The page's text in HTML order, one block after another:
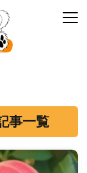
事一覧